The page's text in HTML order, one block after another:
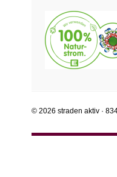
© 2026 straden aktiv ·